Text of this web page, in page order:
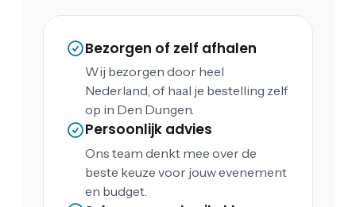
Bezorgen of zelf afhalen
Wij bezorgen door heel
Nederland, of haal je bestelling zelf
op in Den Dungen.
Persoonlijk advies
Ons team denkt mee over de
beste keuze voor jouw evenement
en budget.